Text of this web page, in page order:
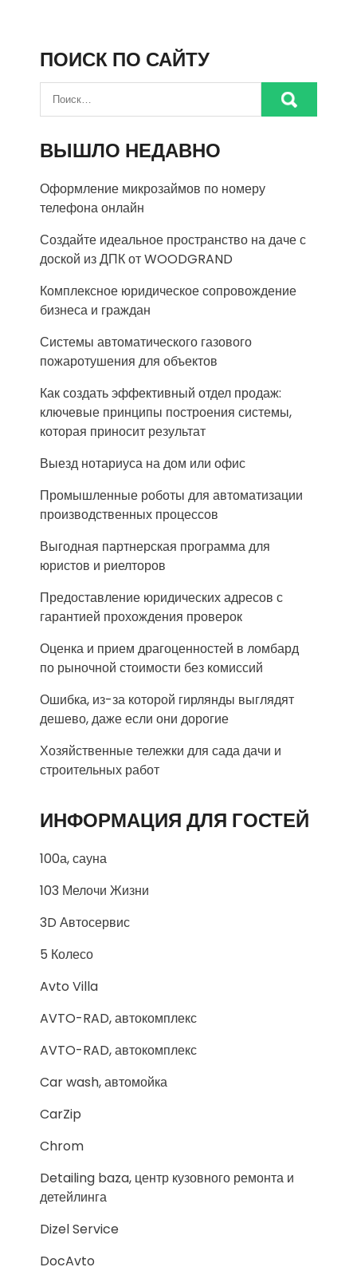
ПОИСК ПО САЙТУ
ВЫШЛО НЕДАВНО
Оформление микрозаймов по номеру
телефона онлайн
Создайте идеальное пространство на даче с
доской из ДПК от WOODGRAND
Комплексное юридическое сопровождение
бизнеса и граждан
Системы автоматического газового
пожаротушения для объектов
Как создать эффективный отдел продаж:
ключевые принципы построения системы,
которая приносит результат
Выезд нотариуса на дом или офис
Промышленные роботы для автоматизации
производственных процессов
Выгодная партнерская программа для
юристов и риелторов
Предоставление юридических адресов с
гарантией прохождения проверок
Оценка и прием драгоценностей в ломбард
по рыночной стоимости без комиссий
Ошибка, из-за которой гирлянды выглядят
дешево, даже если они дорогие
Хозяйственные тележки для сада дачи и
строительных работ
ИНФОРМАЦИЯ ДЛЯ ГОСТЕЙ
100а, сауна
103 Мелочи Жизни
3D Автосервис
5 Колесо
Avto Villa
AVTO-RAD, автокомплекс
AVTO-RAD, автокомплекс
Car wash, автомойка
CarZip
Chrom
Detailing baza, центр кузовного ремонта и
детейлинга
Dizel Service
DocAvto